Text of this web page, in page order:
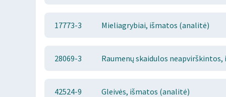
17773-3 Mieliagrybiai, išmatos (analitė)
28069-3 Raumenų skaidulos
42524-9 Gleivės, išmatos (analitė)